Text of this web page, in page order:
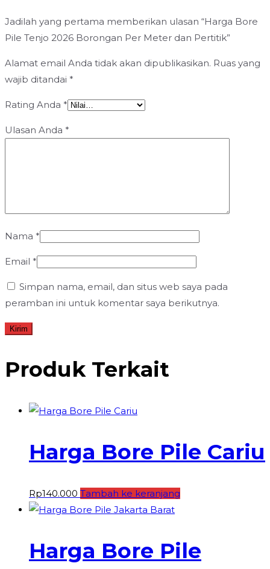
Jadilah yang pertama memberikan ulasan “Harga Bore
Pile Tenjo 2026 Borongan Per Meter dan Pertitik”
Alamat email Anda tidak akan dipublikasikan. Ruas yang
wajib ditandai *
Rating Anda *
Ulasan Anda *
Nama *
Email *
Simpan nama, email, dan situs web saya pada
peramban ini untuk komentar saya berikutnya.
Produk Terkait
Harga Bore Pile Cariu
Rp140.000 Tambah ke keranjang
Harga Bore Pile